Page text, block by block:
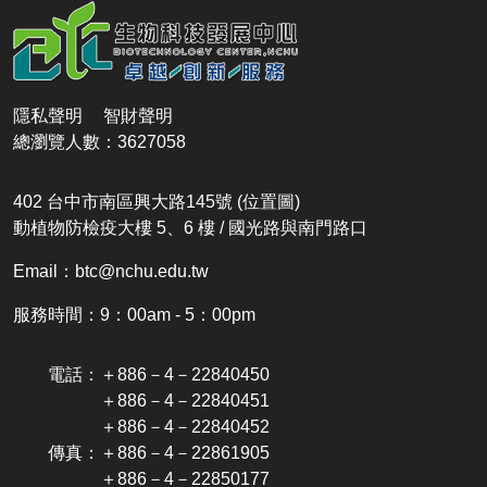
隱私聲明
智財聲明
總瀏覽人數：3627058
402 台中市南區興大路145號 (位置圖)
動植物防檢疫大樓 5、6 樓 / 國光路與南門路口
Email：btc@nchu.edu.tw
服務時間：9：00am - 5：00pm
電話：＋886－4－22840450
＋886－4－22840451
＋886－4－22840452
傳真：＋886－4－22861905
＋886－4－22850177